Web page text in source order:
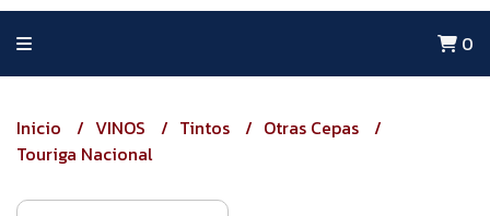
0
Inicio VINOS Tintos
Otras Cepas
Touriga Nacional